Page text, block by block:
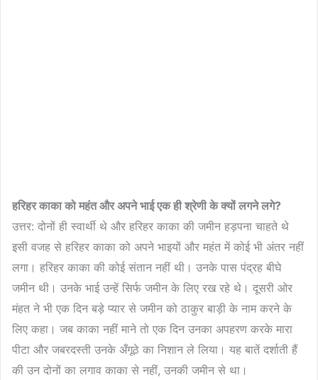
हरिहर काका को महंत और अपने भाई एक ही श्रेणी के क्यों लगने लगे?
उत्तर: दोनों ही स्वार्थी थे और हरिहर काका की जमीन हड़पना चाहते थे
इसी वजह से हरिहर काका को अपने भाइयों और महंत में कोई भी अंतर नहीं
लगा। हरिहर काका की कोई संतान नहीं थी। उनके पास पंद्रह बीघे
जमीन थी। उनके भाई उन्हें सिर्फ जमीन के लिए रख रहे थे। दूसरी ओर
मंहत ने भी एक दिन बड़े प्यार से जमीन को ठाकुर बाड़ी के नाम करने के
लिए कहा। जब काका नहीं माने तो एक दिन उनका अपहरण करके मारा
पीटा और जबरदस्ती उनके अँगूठे का निशान ले लिया। यह बातें दर्शाती हैं
की उन दोनों का लगाव काका से नहीं, उनकी जमीन से था।